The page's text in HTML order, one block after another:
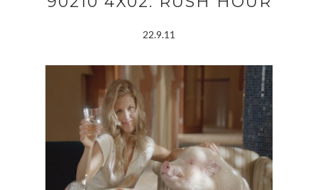
22.9.11